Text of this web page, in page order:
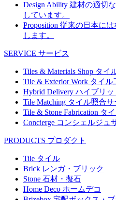
Design Ability 建材の適切
しています。
Proposition 従来の日本に
します。
SERVICE サービス
Tiles & Materials Shop タイ
Tile & Exterior Work タイル
Hybrid Delivery ハイブリッ
Tile Matching タイル照合サ
Tile & Stone Fabrication タ
Concierge コンシェルジュ
PRODUCTS プロダクト
Tile タイル
Brick レンガ・ブリック
Stone 石材・擬石
Home Deco ホームデコ